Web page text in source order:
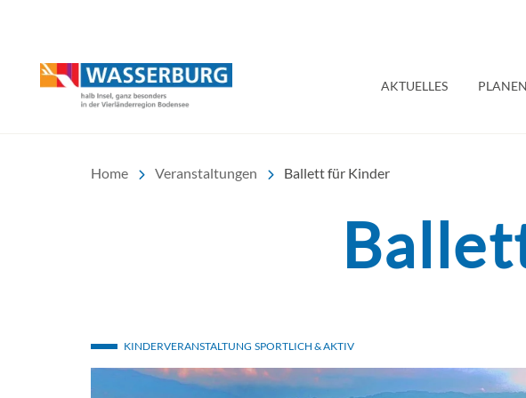
AKTUELLES
Home Veranstaltungen Ballett für Kinder
KINDERVERANSTALTUNG SPORTLICH & AKTIV